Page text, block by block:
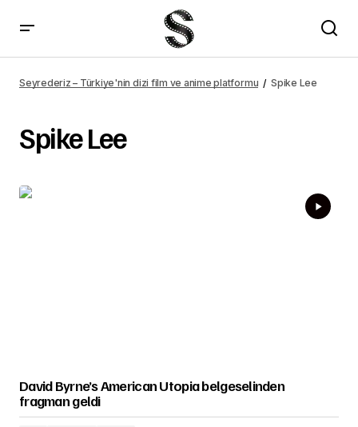
Seyrederiz – Türkiye'nin dizi film ve anime platformu Spike Lee
Spike Lee
David Byrne’s American Utopia belgeselinden
fragman geldi